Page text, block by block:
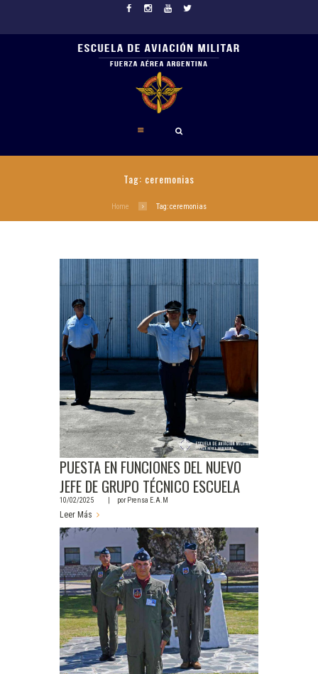
Tag: ceremonias
Home Tag: ceremonias
PUESTA EN FUNCIONES DEL NUEVO
JEFE DE GRUPO TÉCNICO ESCUELA
10/02/2025 porPrensa E.A.M
Leer Más